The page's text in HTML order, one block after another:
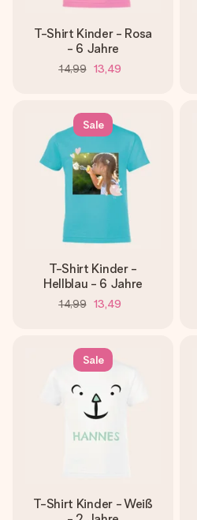
T-Shirt Kinder - Rosa
- 6 Jahre
14,99 13,49
Sale
T-Shirt Kinder -
Hellblau - 6 Jahre
14,99 13,49
Sale
T-Shirt Kinder - Weiß